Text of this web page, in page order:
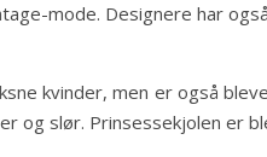
mode. Designere har
kvinder, men er også
og slør. Prinsessekjolen er